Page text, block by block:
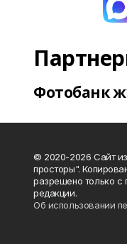
Фотобанк
© 2020-2026 Сайт
просторы".
разрешено только с
редакции.
Об использовании